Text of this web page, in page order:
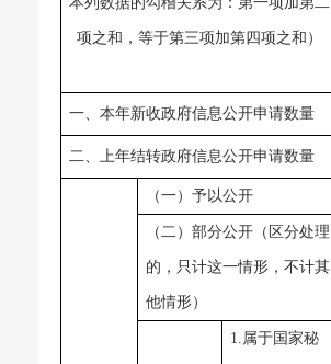
项之和，等于第三项加第四项之和）
一、本年新收政府信息公开申请数量
二、上年结转政府信息公开申请数量
（一）予以公开
（二）部分公开（区分处理
的，只计这一情形，不计其
他情形）
1.属于国家秘